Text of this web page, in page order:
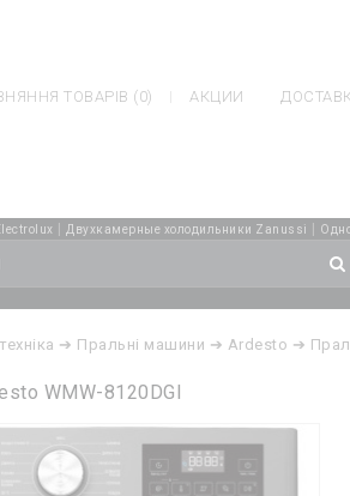
ТОВАРІВ (0) АКЦИИ
Двухкамерные холодильники Zanussi
➔ Пральні машини ➔ Ardesto ➔
WMW-8120DGI